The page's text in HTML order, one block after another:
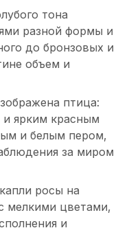
тона
разной формы и
до бронзовых и
объем и
птица:
ярким красным
и белым пером,
за миром
росы на
мелкими цветами,
и